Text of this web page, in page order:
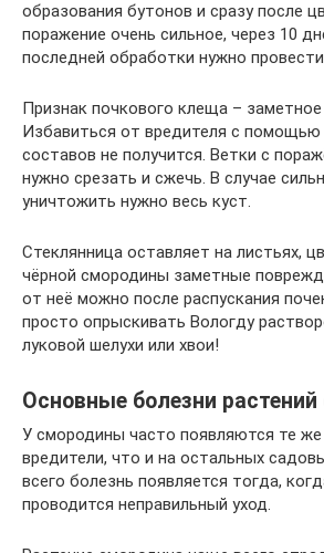
образования бутонов и сразу после
поражение очень сильное, через 10
последней обработки нужно
Признак почкового клеща – заметное
Избавиться от вредителя с помощью
составов не получится. Ветки с
нужно срезать и сжечь. В случае
уничтожить нужно весь куст.
Стеклянница оставляет на листьях,
чёрной смородины заметные
от неё можно после распускания
просто опрыскивать Вологду
луковой шелухи или хвои!
Основные болезни
У смородины часто появляются те же
вредители, что и на остальных
всего болезнь появляется тогда,
проводится неправильный уход.